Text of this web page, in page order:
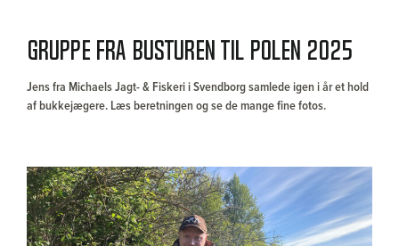
Gruppe fra busturen til Polen 2025
Jens fra Michaels Jagt- & Fiskeri i Svendborg samlede igen i år et hold
af bukkejægere. Læs beretningen og se de mange fine fotos.